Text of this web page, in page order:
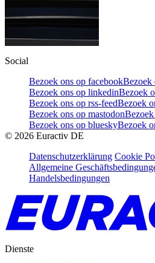
Social
Bezoek ons op facebookBezoek
Bezoek ons op linkedinBezoek
Bezoek ons op rss-feedBezoek
Bezoek ons op mastodon
Bezoek ons op blueskyBezoek
© 2026 Euractiv DE
Datenschutzerklärung Cookie
Allgemeine
Handelsbedingungen
Dienste